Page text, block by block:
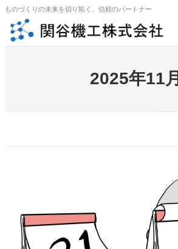
内
を
ス
ものづくりの未来を切り拓く、信頼のパートナー
2025年11月